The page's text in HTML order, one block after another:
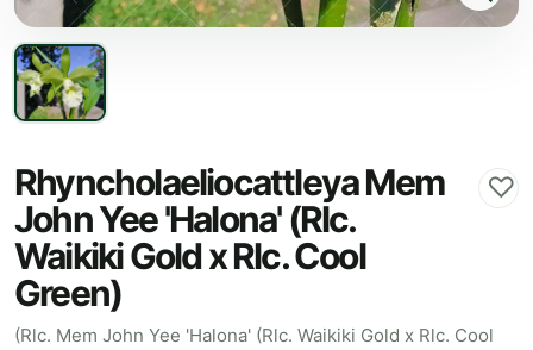
Rhyncholaeliocattleya Mem
John Yee 'Halona' (Rlc.
Waikiki Gold x Rlc. Cool
Green)
♡
(Rlc. Mem John Yee 'Halona' (Rlc. Waikiki Gold x Rlc. Cool